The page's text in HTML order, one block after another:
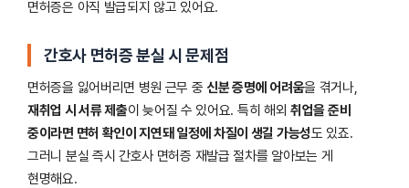
면허증은 아직 발급되지 않고 있어요.
간호사 면허증 분실 시 문제점
면허증을 잃어버리면 병원 근무 중 신분 증명에 어려움을 겪거나,
재취업 시 서류 제출이 늦어질 수 있어요. 특히 해외취업을 준비
중이라면 면허 확인이 지연돼 일정에 차질이 생길 가능성도 있죠.
그러니 분실 즉시 간호사 면허증 재발급 절차를 알아보는 게
현명해요.